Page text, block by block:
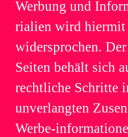
Wer­bung und
ria­lien wird hier­mit
wider­spro­chen.
Sei­ten behält sich
recht­li­che Schritte
unver­lang­ten
Werbe-